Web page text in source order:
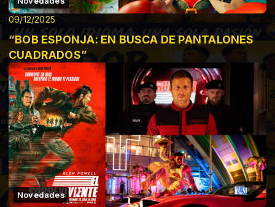
09/12/2025
“BOB ESPONJA: EN BUSCA DE PANTALONES
CUADRADOS”
Novedades